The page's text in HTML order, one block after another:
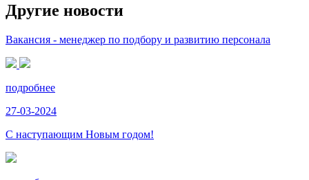
Другие новости
Вакансия - менеджер по подбору и развитию персонала
подробнее
27-03-2024
С наступающим Новым годом!